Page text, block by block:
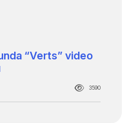
“Verts” video
3590